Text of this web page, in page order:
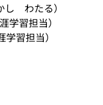
し わたる）
学習担当）
習担当）